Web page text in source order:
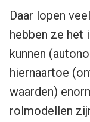
Daar lopen
hebben ze het
kunnen
hiernaartoe
waarden)
rolmodellen